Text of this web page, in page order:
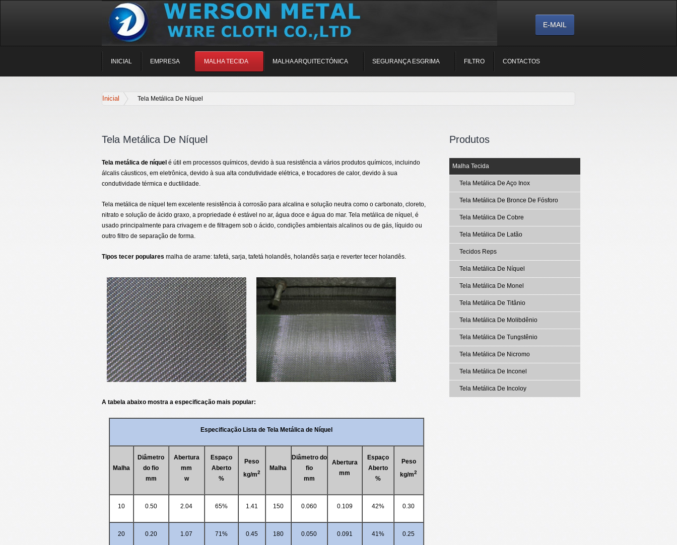
E-MAIL
INICIAL EMPRESA MALHA TECIDA MALHA ARQUITECTÓNICA SEGURANÇA ESGRIMA FILTRO CONTACTOS
Inicial Tela Metálica De Níquel
Tela Metálica De Níquel
Tela metálica de níquel é útil em processos químicos, devido à sua resistência a vários produtos químicos, incluindo
álcalis cáusticos, em eletrônica, devido à sua alta condutividade elétrica, e trocadores de calor, devido à sua
condutividade térmica e ductilidade.
Tela metálica de níquel tem excelente resistência à corrosão para alcalina e solução neutra como o carbonato, cloreto,
nitrato e solução de ácido graxo, a propriedade é estável no ar, água doce e água do mar. Tela metálica de níquel, é
usado principalmente para crivagem e de filtragem sob o ácido, condições ambientais alcalinos ou de gás, líquido ou
outro filtro de separação de forma.
Tipos tecer populares malha de arame: tafetá, sarja, tafetá holandês, holandês sarja e reverter tecer holandês.
A tabela abaixo mostra a especificação mais popular:
Especificação Lista de Tela Metálica de Níquel
Malha
Diâmetro
do fio
mm
Abertura
mm
w
Espaço
Aberto
%
Peso
kg/m2
Malha
Diâmetro do
fio
mm
Abertura
mm
Espaço
Aberto
%
Peso
kg/m2
10 0.50 2.04 65% 1.41 150 0.060 0.109 42% 0.30
20 0.20 1.07 71% 0.45 180 0.050 0.091 41% 0.25
Produtos
Malha Tecida
Tela Metálica De Aço Inox
Tela Metálica De Bronce De Fósforo
Tela Metálica De Cobre
Tela Metálica De Latão
Tecidos Reps
Tela Metálica De Níquel
Tela Metálica De Monel
Tela Metálica De Titânio
Tela Metálica De Molibdênio
Tela Metálica De Tungstênio
Tela Metálica De Nicromo
Tela Metálica De Inconel
Tela Metálica De Incoloy